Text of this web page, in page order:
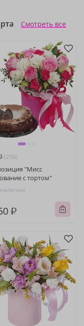
Смотреть все
(256)
"Мисс
с тортом"
₽